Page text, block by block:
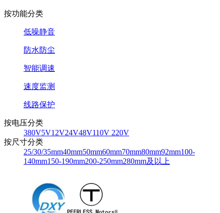
按功能分类
低噪静音
防水防尘
智能调速
速度监测
线路保护
按电压分类
380V5V12V24V48V110V 220V
按尺寸分类
25/30/35mm40mm50mm60mm70mm80mm92mm100-
140mm150-190mm200-250mm280mm及以上